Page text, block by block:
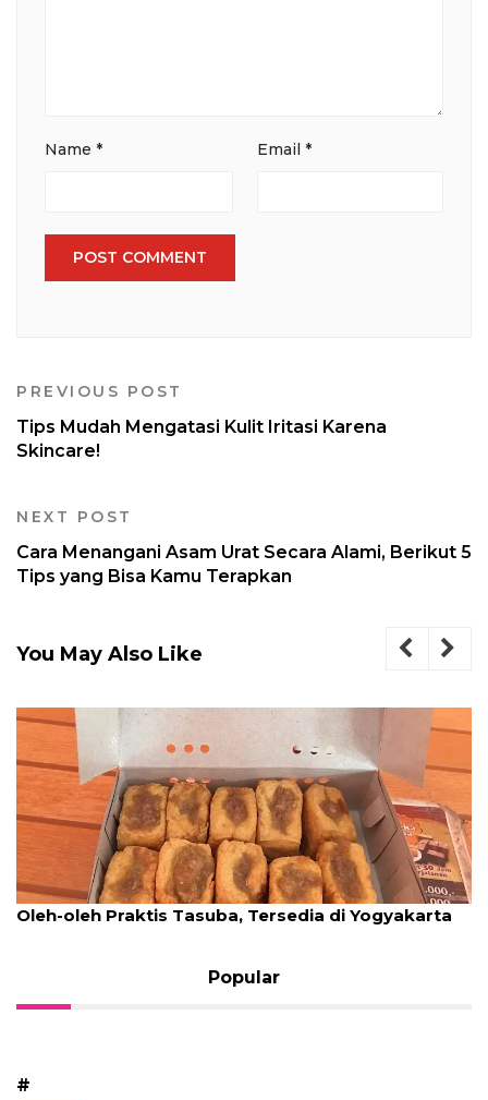
Name * Email *
PREVIOUS POST
Tips Mudah Mengatasi Kulit Iritasi Karena
Skincare!
NEXT POST
Cara Menangani Asam Urat Secara Alami, Berikut 5
Tips yang Bisa Kamu Terapkan
You May Also Like
Oleh-oleh Praktis Tasuba, Tersedia di Yogyakarta
Popular
#